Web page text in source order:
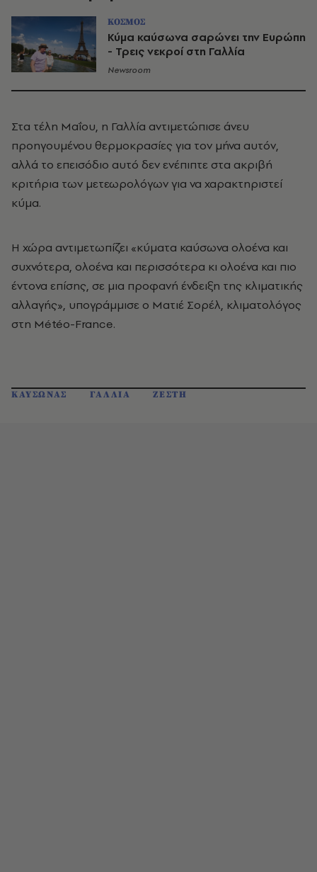
ΚΟΣΜΟΣ
Κύμα καύσωνα σαρώνει την Ευρώπη
- Τρεις νεκροί στη Γαλλία
Newsroom
Στα τέλη Μαΐου, η Γαλλία αντιμετώπισε άνευ
προηγουμένου θερμοκρασίες για τον μήνα αυτόν,
αλλά το επεισόδιο αυτό δεν ενέπιπτε στα ακριβή
κριτήρια των μετεωρολόγων για να χαρακτηριστεί
κύμα.
Η χώρα αντιμετωπίζει «κύματα καύσωνα ολοένα και
συχνότερα, ολοένα και περισσότερα κι ολοένα και πιο
έντονα επίσης, σε μια προφανή ένδειξη της κλιματικής
αλλαγής», υπογράμμισε ο Ματιέ Σορέλ, κλιματολόγος
στη Météo-France.
ΚΑΥΣΩΝΑΣ ΓΑΛΛΙΑ ΖΕΣΤΗ